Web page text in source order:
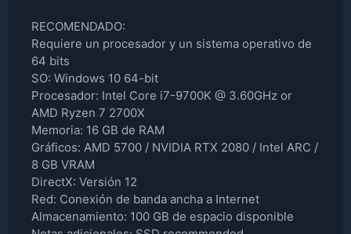
RECOMENDADO:
Requiere un procesador y un sistema operativo de
64 bits
SO: Windows 10 64-bit
Procesador: Intel Core i7-9700K @ 3.60GHz or
AMD Ryzen 7 2700X
Memoria: 16 GB de RAM
Gráficos: AMD 5700 / NVIDIA RTX 2080 / Intel ARC /
8 GB VRAM
DirectX: Versión 12
Red: Conexión de banda ancha a Internet
Almacenamiento: 100 GB de espacio disponible